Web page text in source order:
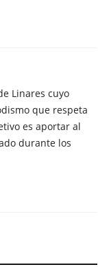
Linares cuyo
que respeta
es aportar al
durante los